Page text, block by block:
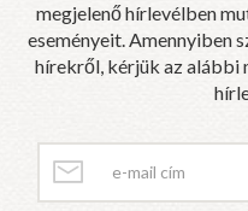
megjelenő hírlevélben
eseményeit. Amennyiben
hírekről, kérjük az